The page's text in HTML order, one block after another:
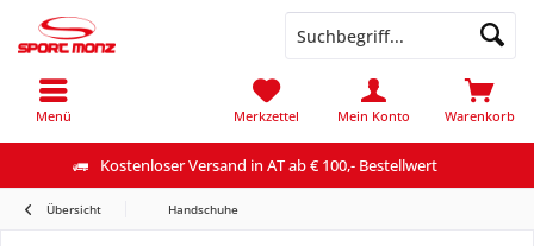
Kostenloser Versand in AT ab € 100,- Bestellwert
Menü Warenkorb
Merkzettel Mein Konto
Übersicht Handschuhe